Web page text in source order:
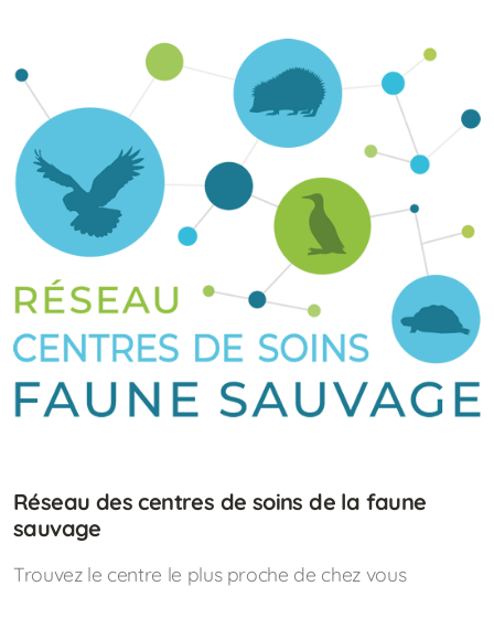
Réseau des centres de soins de la faune
sauvage
Trouvez le centre le plus proche de chez vous